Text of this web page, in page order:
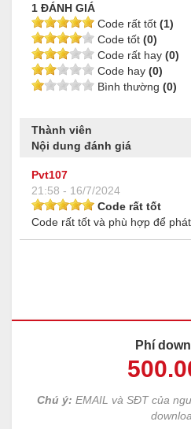
1 ĐÁNH GIÁ
Code rất tốt (1)
Code tốt (0)
Code rất hay (0)
Code hay (0)
Bình thường (0)
Thành viên
Nội dung đánh giá
Pvt107
21:58 - 16/7/2024
Code rất tốt
Code rất tốt và phù hợp để
Phí
500
Chú ý: EMAIL và SĐT của